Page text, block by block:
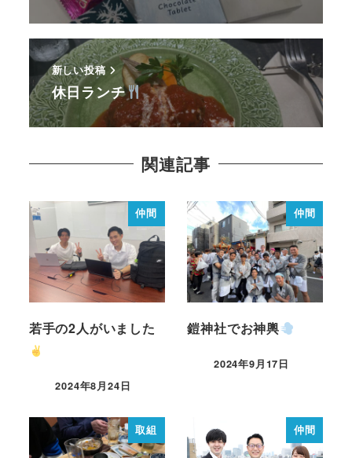
新しい投稿
休日ランチ
関連記事
仲間
若手の2人がいました
2024年8月24日
仲間
鎧神社でお神輿
2024年9月17日
取組 仲間